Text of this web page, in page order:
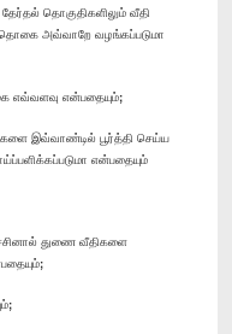
தொகுதிகளிலும் வீதி
அவ்வாறே வழங்கப்படுமா
என்பதையும்;
இவ்வாண்டில் பூர்த்தி செய்ய
என்பதையும்
துணை வீதிகளை